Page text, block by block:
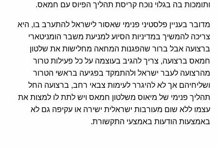
ותומכות בה בגלוי נוכח קריסת תהליך הפיוס עם חמאס.
מדובר בעניין פלסטיני פנימי שאסור לישראל להתערב בו, היא
צריכה להמשיך במדיניות הסיוע למניעת משבר הומניטארי
ברצועה אבל ברור שהפגנות המחאה מחלישות את שלטון
חמאס ברצועה, צריך להגיב בעוצמה על כל פעילות טרור
מהרצועה לעבר ישראל ולהתמקד בפגיעה בראשי הטרור
ושליחיהם אך לא להיגרר לעימות צבאי רחב, ברצועה החל
תהליך פנימי של מיאוס משלטון חמאס ויש לתת לו למצות את
עצמו ללא שום מעורבות ישראלית ישירה או עקיפה גם לא
באמצעות הודעות באמצעי התקשורת.